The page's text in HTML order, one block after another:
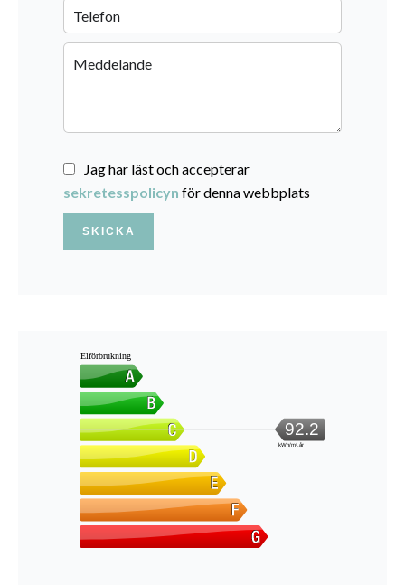
Jag har läst och accepterar
sekretesspolicyn för denna webbplats
SKICKA
Elförbrukning
92.2
kWh/m².år